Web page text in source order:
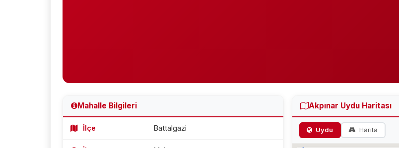
Mahalle Bilgileri
İlçe Battalgazi
Akpınar Uydu Haritası
Uydu Harita